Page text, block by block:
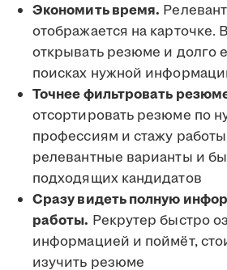
Экономить время.
отображается на карточке.
открывать резюме и долго
поисках нужной
Точнее фильтровать
отсортировать резюме по
профессиям и стажу
релевантные варианты и
подходящих кандидатов
Сразу видеть полную
работы. Рекрутер быстро
информацией и поймёт,
изучить резюме